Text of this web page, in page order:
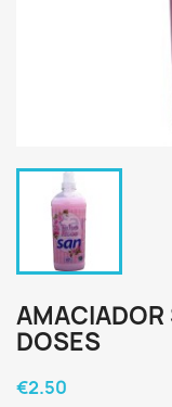
DOSES
€2.50